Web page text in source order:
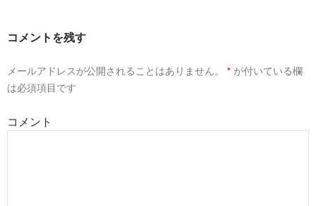
ー
シ
ョ
コメントを残す
メールアドレスが公開されることはありません。 * が付いている欄
は必須項目です
コメント